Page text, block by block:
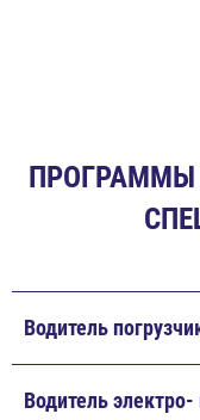
ПРОГРАММЫ
Водитель
Водитель